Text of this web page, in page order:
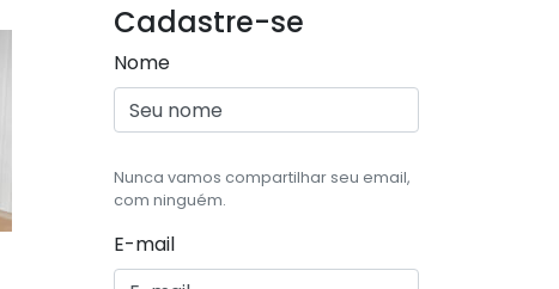
Cadastre-se
Nome
Nunca vamos compartilhar seu email,
com ninguém.
E-mail